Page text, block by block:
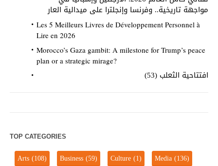
مواجهة تاريخية.. وفرنسا وإنجلترا على ميدالية العار
Les 5 Meilleurs Livres de Développement Personnel à
Lire en 2026
Morocco’s Gaza gambit: A milestone for Trump’s peace
plan or a strategic mirage?
افتتاحية الثعلب (53)
TOP CATEGORIES
Arts(108) Business(59) Culture(1) Media(136)